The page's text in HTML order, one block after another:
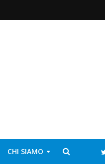
CHI SIAMO